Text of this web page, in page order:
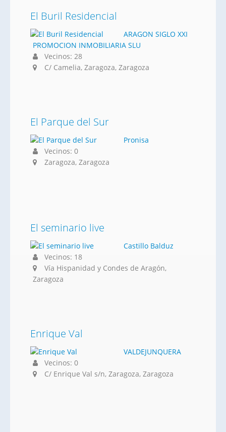
El Buril Residencial
ARAGON SIGLO XXI
PROMOCION INMOBILIARIA SLU
Vecinos: 28
C/ Camelia, Zaragoza, Zaragoza
El Parque del Sur
Pronisa
Vecinos: 0
Zaragoza, Zaragoza
El seminario live
Castillo Balduz
Vecinos: 18
Vía Hispanidad y Condes de Aragón,
Zaragoza
Enrique Val
VALDEJUNQUERA
Vecinos: 0
C/ Enrique Val s/n, Zaragoza, Zaragoza